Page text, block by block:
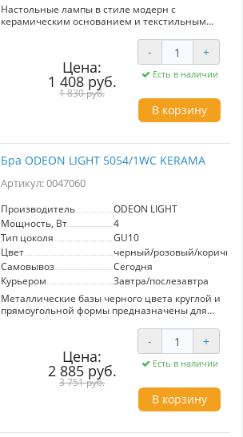
Настольные лампы в стиле модерн с
керамическим основанием и текстильным
или детскую. Ухаживать за таким
светильником очень просто. Трендовые цвета
позволяют сочетать лампы с остальным
интерьером. Мягкий, приглушенный свет
создает атмосферу уюта. Выключатель на
Цена:
1 408 руб.
1 830 руб.
- +
Есть в наличии
В корзину
Бра ODEON LIGHT 5054/1WC KERAMA
Артикул: 0047060
Производитель
ODEON LIGHT
Мощность, Вт
4
Тип цоколя
GU10
Цвет
черный/розовый/коричн.
Самовывоз
Сегодня
Курьером
Завтра/послезавтра
Металлические базы черного цвета круглой и
прямоугольной формы предназначены для
COCOON с цоколем GU10. Планка и шурупы
Цена:
2 885 руб.
3 751 руб.
- +
Есть в наличии
В корзину